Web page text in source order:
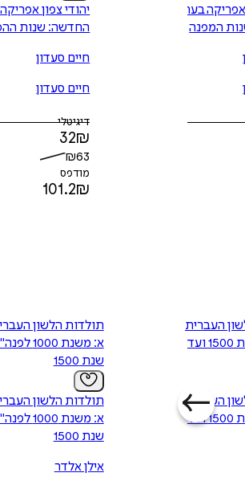
אפריקה בעת
המפנה
יהודי צפון
החדשה: שנות
חיים סעדון
חיים סעדון
דיגיטלי
32₪
₪63
מודפס
101.2₪
העברית
כרך ב: משנת 1500 ועד
העברית
כרך ב: משנת 1500 ועד
תולדות הלשון
א: משנת
שנת 1500
תולדות הלשון
א: משנת
שנת 1500
אילן אלדר